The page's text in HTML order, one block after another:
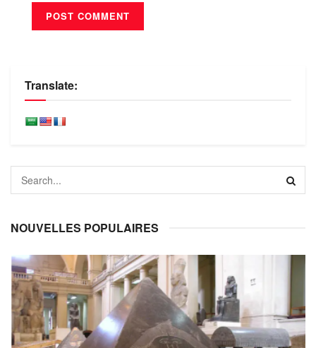
Translate:
NOUVELLES POPULAIRES